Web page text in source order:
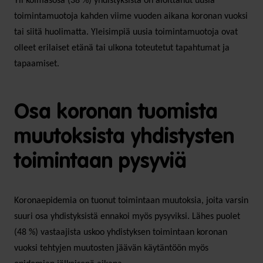
toimintamuotoja kahden viime vuoden aikana koronan vuoksi
tai siitä huolimatta. Yleisimpiä uusia toimintamuotoja ovat
olleet erilaiset etänä tai ulkona toteutetut tapahtumat ja
tapaamiset.
Osa koronan tuomista
muutoksista yhdistysten
toimintaan pysyviä
Koronaepidemia on tuonut toimintaan muutoksia, joita varsin
suuri osa yhdistyksistä ennakoi myös pysyviksi. Lähes puolet
(48 %) vastaajista uskoo yhdistyksen toimintaan koronan
vuoksi tehtyjen muutosten jäävän käytäntöön myös